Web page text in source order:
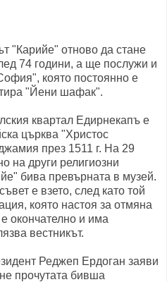
"Карийе" отново да стане
74 години, а ще послужи и
която постоянно е
"Йени шафак".
квартал Едирнекапъ е
църква "Христос
през 1511 г. На 29
на други религиозни
бива превърната в музей.
е взето, след като той
която настоя за отмяна
окончателно и има
вестникът.
Реджеп Ердоган заяви
прочутата бивша